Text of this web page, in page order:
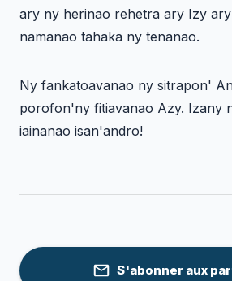
ary ny herinao rehetra ary Izy
namanao tahaka ny tenanao.
Ny fankatoavanao ny sitrapon'
porofon'ny fitiavanao Azy. Izany
iainanao isan'andro!
S'abonner aux